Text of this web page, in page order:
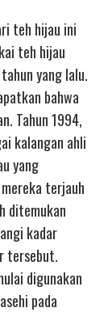
teh hijau ini
teh hijau
yang lalu.
bahwa
Tahun 1994,
kalangan ahli
yang
terjauh
ditemukan
kadar
tersebut.
digunakan
pada